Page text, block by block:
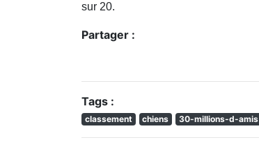
sur 20.
Partager :
Tags :
classement chiens 30-millions-d-amis